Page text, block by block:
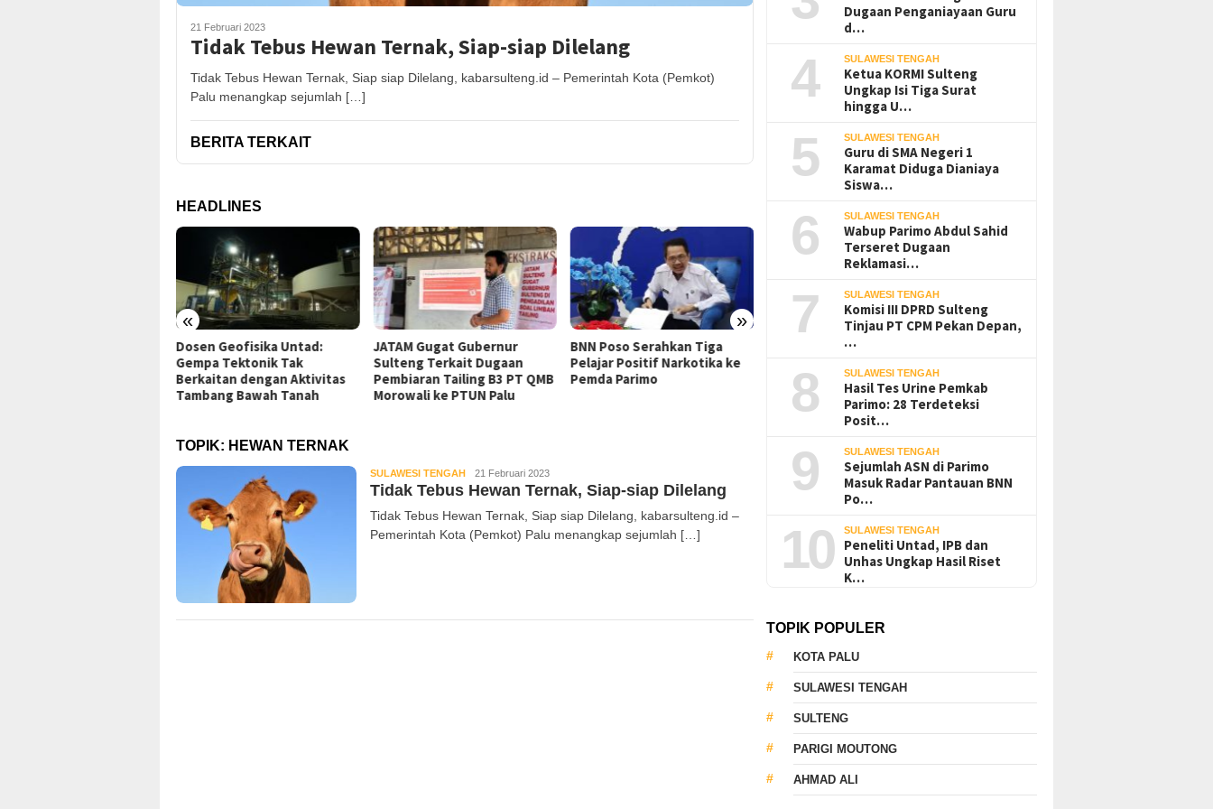
21 Februari 2023
Tidak Tebus Hewan Ternak, Siap-siap Dilelang
Tidak Tebus Hewan Ternak, Siap siap Dilelang, kabarsulteng.id – Pemerintah Kota (Pemkot)
Palu menangkap sejumlah […]
BERITA TERKAIT
HEADLINES
« »
Dosen Geofisika Untad:
Berkaitan dengan Aktivitas
JATAM Gugat Gubernur
Sulteng Terkait Dugaan
Pembiaran Tailing B3 PT QMB
Morowali ke PTUN Palu
BNN Poso Serahkan Tiga
Pelajar Positif Narkotika ke
Pemda Parimo
Sayap Jembatan
Penghubung Baliara-
Parigimpu’u Parimo
Karyawan PT UKK yang Jatuh
Ganda-Ganda Ditemukan
Meninggal
TOPIK: HEWAN TERNAK
SULAWESI TENGAH Kabar
Sulteng
21 Februari 2023
Tidak Tebus Hewan Ternak, Siap-siap Dilelang
Tidak Tebus Hewan Ternak, Siap siap Dilelang, kabarsulteng.id –
Pemerintah Kota (Pemkot) Palu menangkap sejumlah […]
Dugaan Penganiayaan Guru
d…
4 SULAWESI TENGAH
Ketua KORMI Sulteng
Ungkap Isi Tiga Surat
hingga U…
5 SULAWESI TENGAH
Guru di SMA Negeri 1
Karamat Diduga Dianiaya
Siswa…
6 SULAWESI TENGAH
Wabup Parimo Abdul Sahid
Terseret Dugaan
Reklamasi…
7 SULAWESI TENGAH
Komisi III DPRD Sulteng
Tinjau PT CPM Pekan Depan,
…
8 SULAWESI TENGAH
Hasil Tes Urine Pemkab
Parimo: 28 Terdeteksi
Posit…
9 SULAWESI TENGAH
Sejumlah ASN di Parimo
Masuk Radar Pantauan BNN
Po…
10 SULAWESI TENGAH
Peneliti Untad, IPB dan
Unhas Ungkap Hasil Riset
K…
TOPIK POPULER
KOTA PALU
SULAWESI TENGAH
SULTENG
PARIGI MOUTONG
AHMAD ALI